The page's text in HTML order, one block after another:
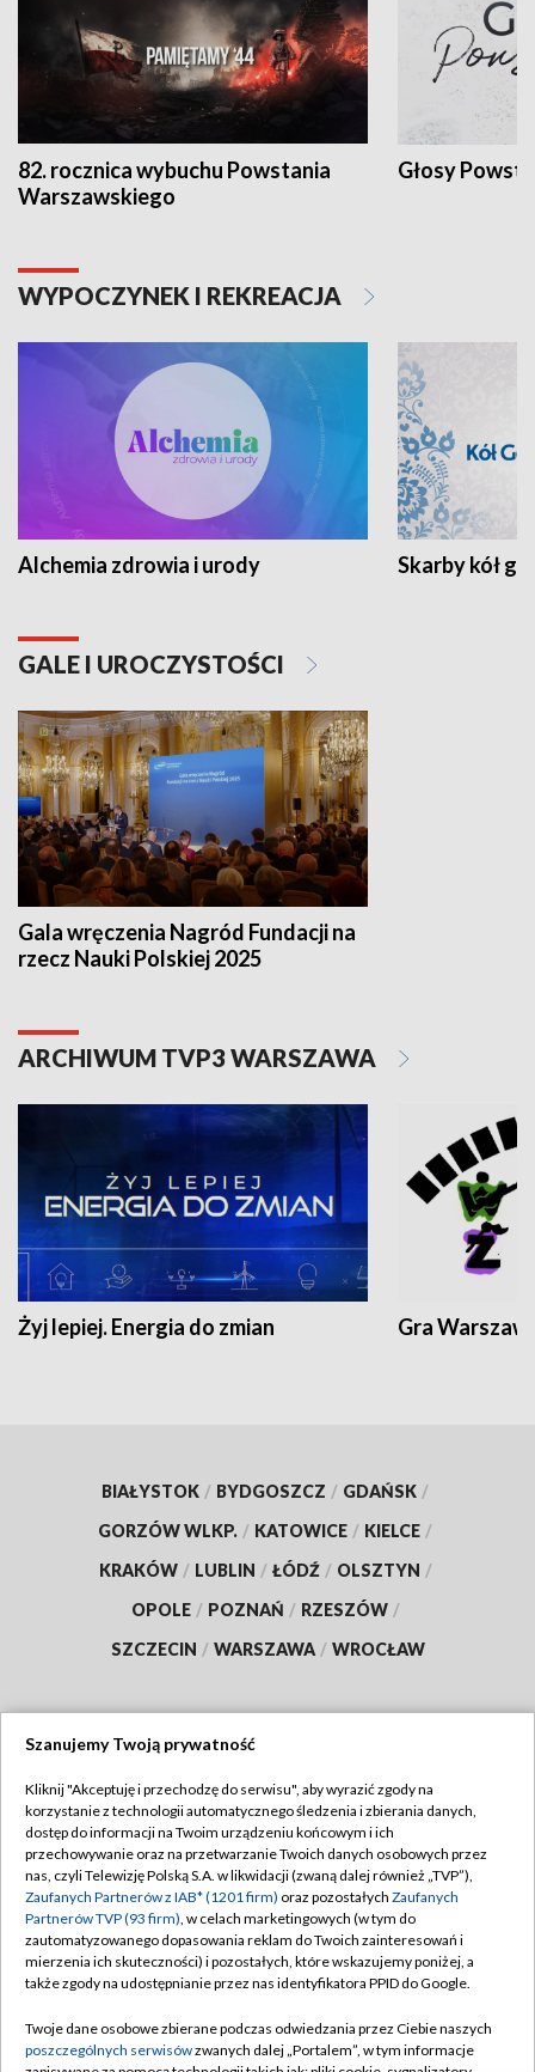
82. rocznica wybuchu Powstania
Warszawskiego
Głosy
WYPOCZYNEK I REKREACJA
Alchemia zdrowia i urody Skarby kół
GALE I UROCZYSTOŚCI
Gala wręczenia Nagród Fundacji na
rzecz Nauki Polskiej 2025
ARCHIWUM TVP3 WARSZAWA
Żyj lepiej. Energia do zmian Gra
BIAŁYSTOK / BYDGOSZCZ / GDAŃSK /
GORZÓW WLKP. / KATOWICE / KIELCE /
KRAKÓW / LUBLIN / ŁÓDŹ / OLSZTYN /
OPOLE / POZNAŃ / RZESZÓW /
SZCZECIN / WARSZAWA / WROCŁAW
TVP
Abonament TVP
Emisja w TVP
Centrum informacji TVP
Naziemna Telewizja Cyfrowa
Rada Programowa
Regulamin TVP
Polityka prywatności
Moje zgody
Pomoc
Kontakt
Szanujemy Twoją prywatność
Kliknij "Akceptuję i przechodzę do serwisu", aby wyrazić zgody na
korzystanie z technologii automatycznego śledzenia i zbierania danych,
dostęp do informacji na Twoim urządzeniu końcowym i ich
przechowywanie oraz na przetwarzanie Twoich danych osobowych przez
nas, czyli Telewizję Polską S.A. w likwidacji (zwaną dalej również „TVP”),
Zaufanych Partnerów z IAB* (1201 firm) oraz pozostałych Zaufanych
Partnerów TVP (93 firm), w celach marketingowych (w tym do
zautomatyzowanego dopasowania reklam do Twoich zainteresowań i
mierzenia ich skuteczności) i pozostałych, które wskazujemy poniżej, a
także zgody na udostępnianie przez nas identyfikatora PPID do Google.
Twoje dane osobowe zbierane podczas odwiedzania przez Ciebie naszych
poszczególnych serwisówzwanych dalej „Portalem”, w tym informacje